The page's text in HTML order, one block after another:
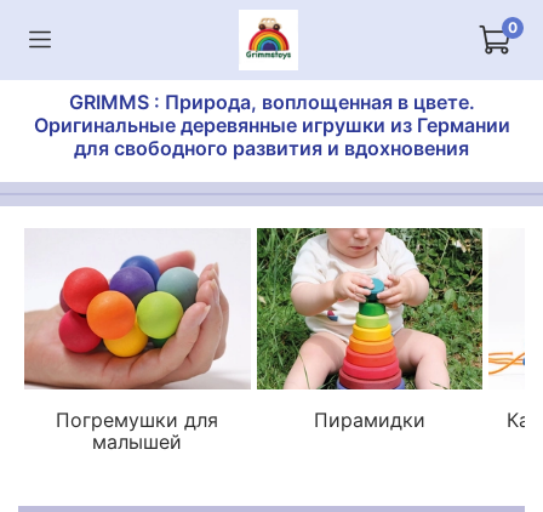
0
GRIMMS : Природа, воплощенная в цвете.
Оригинальные деревянные игрушки из Германии
для свободного развития и вдохновения
Погремушки для
малышей
Пирамидки